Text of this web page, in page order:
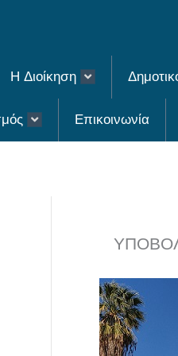
H Διοίκηση
Επικοινωνία